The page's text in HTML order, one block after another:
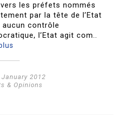
les préfets nommés
par la tête de l’Etat
aucun contrôle
l’Etat agit com..
January 2012
& Opinions